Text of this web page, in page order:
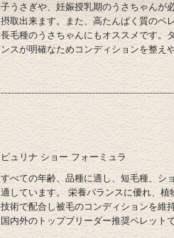
子うさぎや、妊娠授乳期のうさちゃんが
摂取出来ます。また、高たんぱく質のペ
長毛種のうさちゃんにもオススメです。
ンスが明確なためコンディションを整え
ピュリナ ショー フォーミュラ
すべての年齢、品種に適し、短毛種、シ
適しています。 栄養バランスに優れ、植
技術で配合し被毛のコンディションを維
国内外のトップブリーダー推奨ペレットで